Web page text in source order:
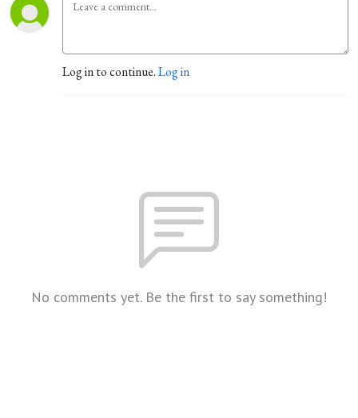
Log in to continue.Log in
No comments yet. Be the first to say something!